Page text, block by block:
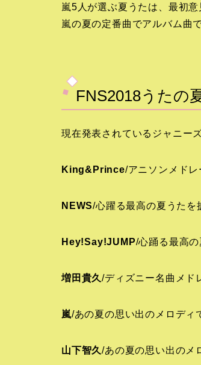
嵐5人が選ぶ夏うたは、最初
嵐の夏の定番曲でアルバム曲
FNS2018うたの
現在発表されているジャニー
King&Prince/アニソンメド
NEWS/心躍る最高の夏うたを
Hey!Say!JUMP/心踊る最高
増田貴久/ディズニー名曲メド
嵐/あの夏の思い出のメロディ
山下智久/あの夏の思い出のメ